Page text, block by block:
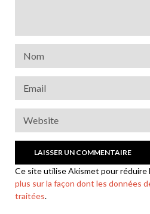
Ce site utilise Akismet pour réduire
plus sur la façon dont les données
traitées.